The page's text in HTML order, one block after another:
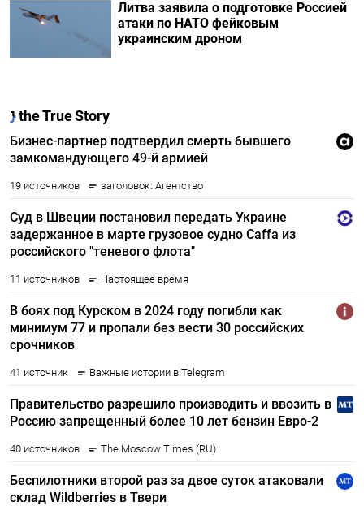
Литва заявила о подготовке Россией
атаки по НАТО фейковым
украинским дроном